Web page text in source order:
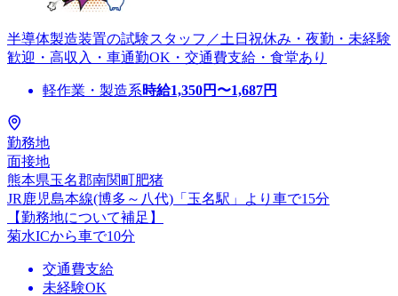
半導体製造装置の試験スタッフ／土日祝休み・夜勤・未経験
歓迎・高収入・車通勤OK・交通費支給・食堂あり
軽作業・製造系時給1,350円〜1,687円
勤務地
面接地
熊本県玉名郡南関町肥猪
JR鹿児島本線(博多～八代)「玉名駅」より車で15分
【勤務地について補足】
菊水ICから車で10分
交通費支給
未経験OK